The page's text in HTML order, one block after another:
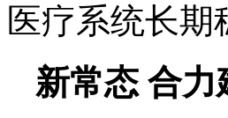
医疗系统长期
新常态 合